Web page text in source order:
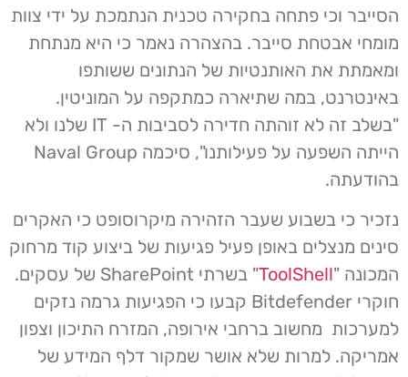
הסייבר וכי פתחה בחקירה טכנית הנתמכת על ידי צוות
מומחי אבטחת סייבר. בהצהרה נאמר כי היא מנתחת
ומאמתת את האותנטיות של הנתונים ששותפו
באינטרנט, במה שתיארה כמתקפה על המוניטין.
"בשלב זה לא זוהתה חדירה לסביבות ה- IT שלנו ולא
הייתה השפעה על פעילותנו", סיכמה Naval Group
בהודעתה.
נזכיר כי בשבוע שעבר הזהירה מיקרוסופט כי האקרים
סינים מנצלים באופן פעיל פגיעות של ביצוע קוד מרחוק
המכונה "ToolShell
" בשרתי SharePoint של עסקים.
חוקרי Bitdefender קבעו כי הפגיעות גרמה נזקים
למערכות מחשוב ברחבי אירופה, המזרח התיכון וצפון
אמריקה. למרות שלא אושר שמקור דלף המידע של